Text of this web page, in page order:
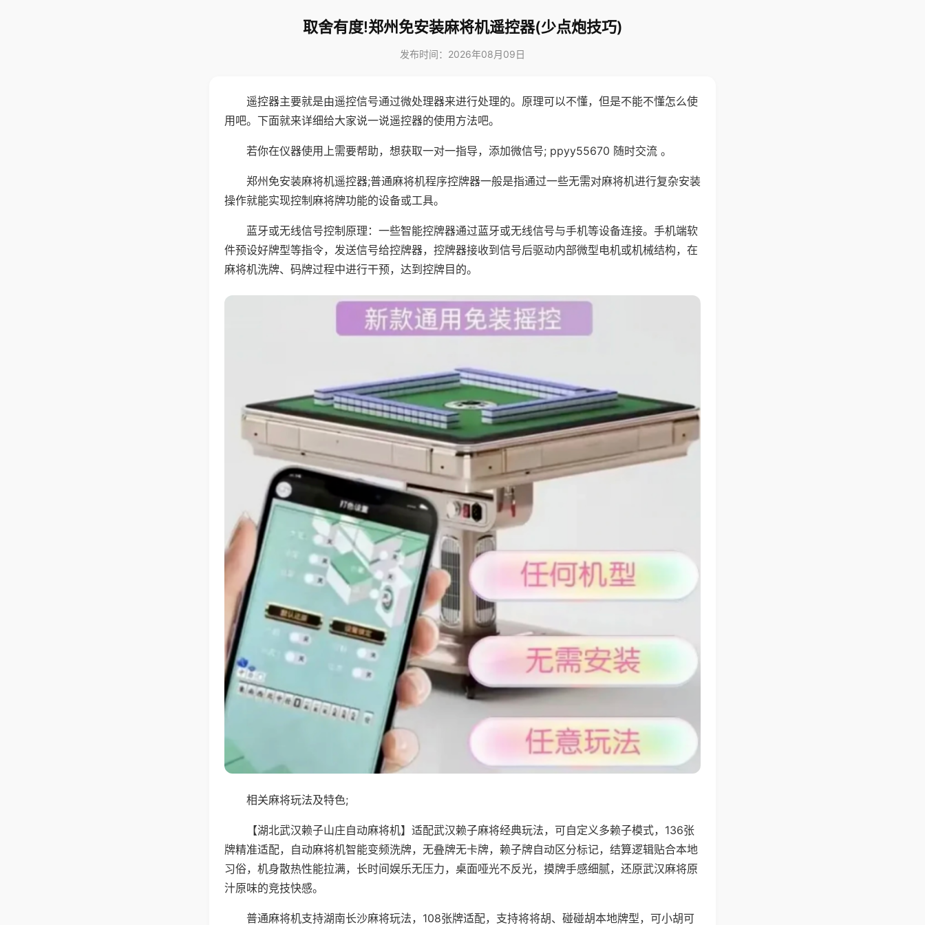
取舍有度!郑州免安装麻将机遥控器(少点炮技巧)
发布时间：2026年08月09日
遥控器主要就是由遥控信号通过微处理器来进行处理的。原理可以不懂，但是不能不懂怎么使
用吧。下面就来详细给大家说一说遥控器的使用方法吧。
若你在仪器使用上需要帮助，想获取一对一指导，添加微信号; ppyy55670 随时交流 。
郑州免安装麻将机遥控器;普通麻将机程序控牌器一般是指通过一些无需对麻将机进行复杂安装
操作就能实现控制麻将牌功能的设备或工具。
蓝牙或无线信号控制原理：一些智能控牌器通过蓝牙或无线信号与手机等设备连接。手机端软
件预设好牌型等指令，发送信号给控牌器，控牌器接收到信号后驱动内部微型电机或机械结构，在
麻将机洗牌、码牌过程中进行干预，达到控牌目的。
相关麻将玩法及特色;
【湖北武汉赖子山庄自动麻将机】适配武汉赖子麻将经典玩法，可自定义多赖子模式，136张
牌精准适配，自动麻将机智能变频洗牌，无叠牌无卡牌，赖子牌自动区分标记，结算逻辑贴合本地
习俗，机身散热性能拉满，长时间娱乐无压力，桌面哑光不反光，摸牌手感细腻，还原武汉麻将原
汁原味的竞技快感。
普通麻将机支持湖南长沙麻将玩法，108张牌适配，支持将将胡、碰碰胡本地牌型，可小胡可